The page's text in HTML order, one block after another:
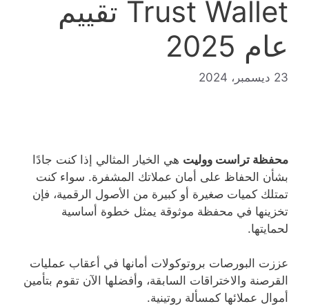
Trust Wallet تقييم
عام 2025
23 ديسمبر، 2024
محفظة تراست ووليت هي الخيار المثالي إذا كنت جادًا
بشأن الحفاظ على أمان عملاتك المشفرة. سواء كنت
تمتلك كميات صغيرة أو كبيرة من الأصول الرقمية، فإن
تخزينها في محفظة موثوقة يمثل خطوة أساسية
لحمايتها.
عززت البورصات بروتوكولات أمانها في أعقاب عمليات
القرصنة والاختراقات السابقة، وأفضلها الآن تقوم بتأمين
أموال عملائها كمسألة روتينية.